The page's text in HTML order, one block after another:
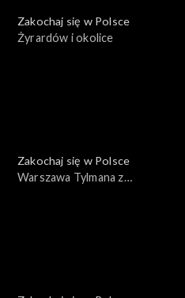
Zakochaj się w Polsce
Żyrardów i okolice
Zakochaj się w Polsce
Warszawa Tylmana z